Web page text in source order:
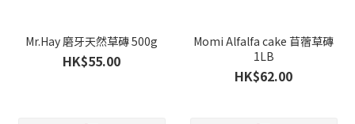
Mr.Hay 磨牙天然草磚 500g
HK$55.00
Momi Alfalfa cake 苜蓿草磚
1LB
HK$62.00